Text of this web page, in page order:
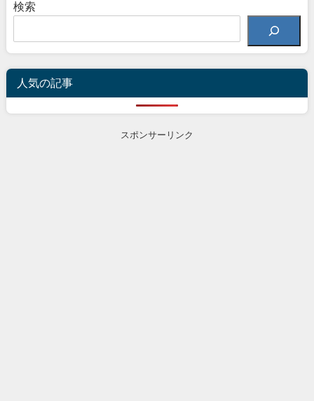
検索
人気の記事
スポンサーリンク